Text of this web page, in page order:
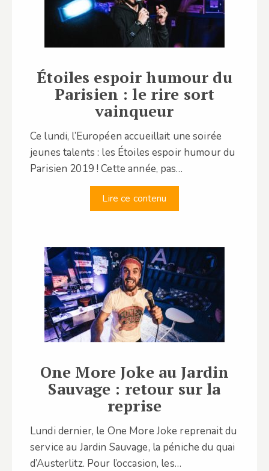
Étoiles espoir humour du
Parisien : le rire sort
vainqueur
Ce lundi, l’Européen accueillait une soirée
jeunes talents : les Étoiles espoir humour du
Parisien 2019 ! Cette année, pas…
Lire ce contenu
One More Joke au Jardin
Sauvage : retour sur la
reprise
Lundi dernier, le One More Joke reprenait du
service au Jardin Sauvage, la péniche du quai
d’Austerlitz. Pour l’occasion, les…